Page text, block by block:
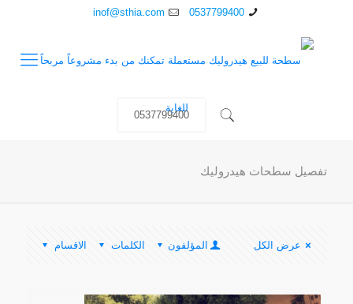
0537799400
inof@sthia.com
0537799400
تفصيل سطحات هيدروليك
الاقسام الكلمات المؤلفون عرض الكل